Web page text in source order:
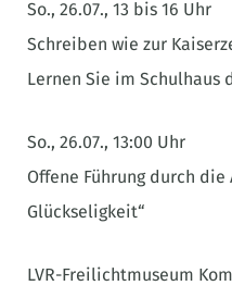
So., 26.07., 13 bis 16 Uhr
Schreiben wie zur
Lernen Sie im Schulhaus
So., 26.07., 13:00 Uhr
Offene Führung durch die
Glückseligkeit“
LVR-Freilichtmuseum